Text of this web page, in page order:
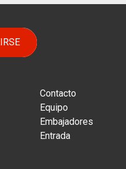
Contacto
Equipo
Embajadores
Entrada